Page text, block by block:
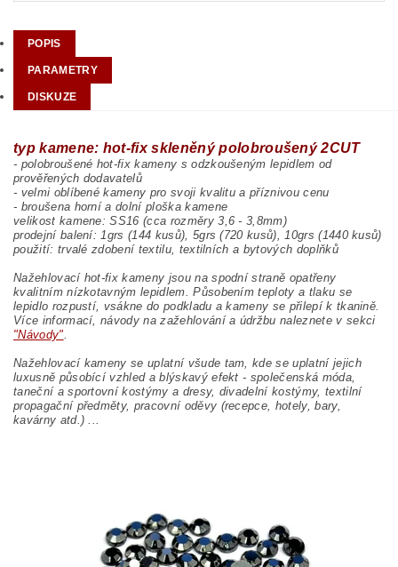
POPIS
PARAMETRY
DISKUZE
typ kamene: hot-fix skleněný polobroušený 2CUT
- polobroušené hot-fix kameny s odzkoušeným lepidlem od
prověřených dodavatelů
- velmi oblíbené kameny pro svoji kvalitu a příznivou cenu
- broušena horní a dolní ploška kamene
velikost kamene: SS16 (cca rozměry 3,6 - 3,8mm)
prodejní balení: 1grs (144 kusů), 5grs (720 kusů), 10grs (1440 kusů)
použití: trvalé zdobení textilu, textilních a bytových doplňků
Nažehlovací hot-fix kameny jsou na spodní straně opatřeny
kvalitním nízkotavným lepidlem. Působením teploty a tlaku se
lepidlo rozpustí, vsákne do podkladu a kameny se přilepí k tkanině.
Více informací, návody na zažehlování a údržbu naleznete v sekci
"Návody".
Nažehlovací kameny se uplatní všude tam, kde se uplatní jejich
luxusně působící vzhled a blýskavý efekt - společenská móda,
taneční a sportovní kostýmy a dresy, divadelní kostýmy, textilní
propagační předměty, pracovní oděvy (recepce, hotely, bary,
kavárny atd.) ...